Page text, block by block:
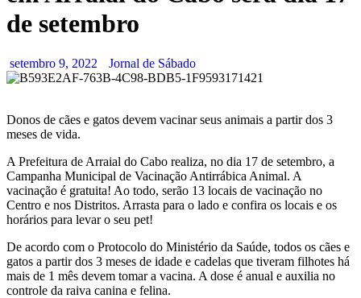
de setembro
setembro 9, 2022 Jornal de Sábado
Donos de cães e gatos devem vacinar seus animais a partir dos 3
meses de vida.
A Prefeitura de Arraial do Cabo realiza, no dia 17 de setembro, a
Campanha Municipal de Vacinação Antirrábica Animal. A
vacinação é gratuita! Ao todo, serão 13 locais de vacinação no
Centro e nos Distritos. Arrasta para o lado e confira os locais e os
horários para levar o seu pet!
De acordo com o Protocolo do Ministério da Saúde, todos os cães e
gatos a partir dos 3 meses de idade e cadelas que tiveram filhotes há
mais de 1 mês devem tomar a vacina. A dose é anual e auxilia no
controle da raiva canina e felina.